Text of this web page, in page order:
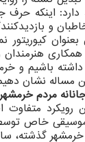
دارد: اینكه حرف
و
همكاری هنرمندان
باشیم و
مساله نشان
مردم خرمشهر
متفاوت
خاص توسط
خرمشهر گذشته،